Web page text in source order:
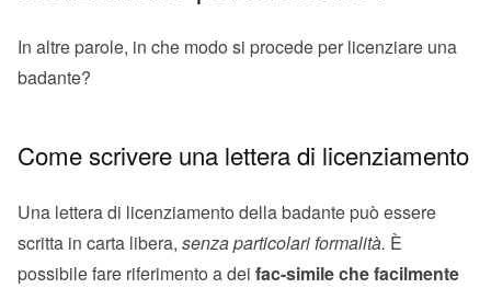
In altre parole, in che modo si procede per licenziare una
badante?
Come scrivere una lettera di licenziamento
Una lettera di licenziamento della badante può essere
scritta in carta libera, senza particolari formalità. È
possibile fare riferimento a dei fac-simile che facilmente